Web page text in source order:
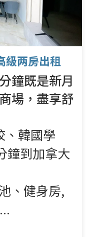
两房出租
鐘既是新月
場，盡享舒
、韓國學
鐘到加拿大
、健身房,